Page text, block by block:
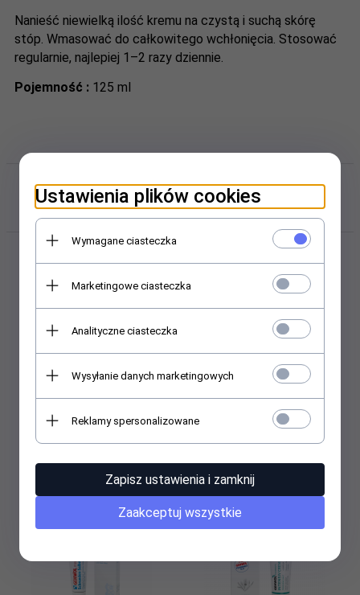
Nanieść niewielką ilość kremu na czystą i suchą skórę
stóp. Wmasować do całkowitego wchłonięcia. Stosować
regularnie, najlepiej 1–2 razy dziennie.
Pojemność : 125 ml
Polecamy w sklepie i hurtowni
kosmetycznej Abant.pl
Gehwol - med Schrunden-
Salbe - Maść na pękające
pięty- 125 ml
44,71PLN
Gehwol - Fusskraft Intensive
Blau Krem intensywnie
nawilżający do skóry suchej
125 ml
37,70PLN
Ustawienia plików cookies
Wymagane ciasteczka
Marketingowe ciasteczka
Analityczne ciasteczka
Wysyłanie danych marketingowych
Reklamy spersonalizowane
Zapisz ustawienia i zamknij
Zaakceptuj wszystkie